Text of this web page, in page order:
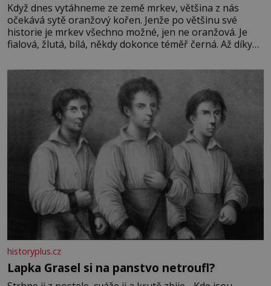
Když dnes vytáhneme ze země mrkev, většina z nás
očekává sytě oranžový kořen. Jenže po většinu své
historie je mrkev všechno možné, jen ne oranžová. Je
fialová, žlutá, bílá, někdy dokonce téměř černá. Až díky
bez které si českou zahradu ani nedokážeme představit.
historyplus.cz
Lapka Grasel si na panstvo netroufl?